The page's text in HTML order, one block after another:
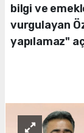
bilgi ve
vurgulayan
yapılamaz"